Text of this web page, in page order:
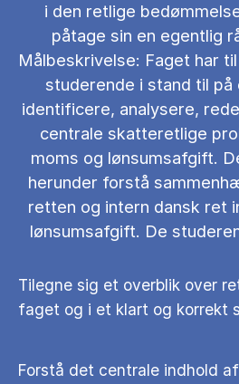
i den retlige
påtage sin en egentlig
Målbeskrivelse: Faget har
studerende i stand til på
identificere, analysere,
centrale skatteretlige
moms og lønsumsafgift.
herunder forstå
retten og intern dansk ret
lønsumsafgift. De
Tilegne sig et overblik over
faget og i et klart og korrekt
Forstå det centrale indhold